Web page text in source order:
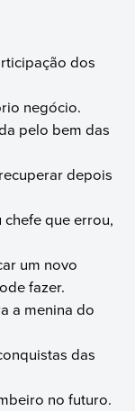
dos
negócio.
pelo bem das
depois
que errou,
um novo
fazer.
a menina do
das
no futuro.